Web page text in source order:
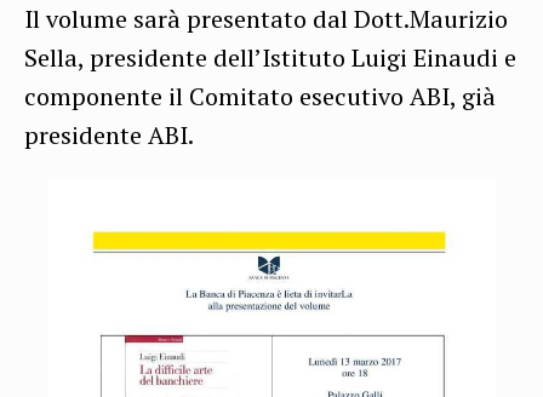
Il volume sarà presentato dal Dott.Maurizio
Sella, presidente dell’Istituto Luigi Einaudi e
componente il Comitato esecutivo ABI, già
presidente ABI.